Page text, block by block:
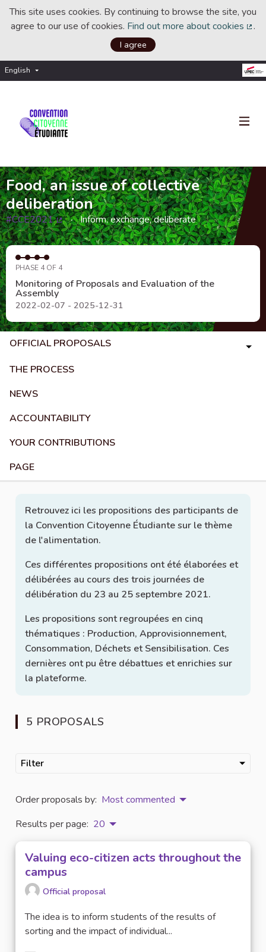
This site uses cookies. By continuing to browse the site, you
agree to our use of cookies. Find out more about cookies .
I agree
English Choisir la langue
Food, an issue of collective
deliberation
#CCE2021
(External link)
Inform, exchange, deliberate
PHASE 4 OF 4
Monitoring of Proposals and Evaluation of the
Assembly
2022-02-07 - 2025-12-31
OFFICIAL PROPOSALS
THE PROCESS
NEWS
ACCOUNTABILITY
YOUR CONTRIBUTIONS
PAGE
Retrouvez ici les propositions des participants de
la Convention Citoyenne Étudiante sur le thème
de l'alimentation.
Ces différentes propositions ont été élaborées et
délibérées au cours des trois journées de
délibération du 23 au 25 septembre 2021.
Les propositions sont regroupées en cinq
thématiques : Production, Approvisionnement,
Consommation, Déchets et Sensibilisation. Ces
dernières ont pu être débattues et enrichies sur
la plateforme.
5 PROPOSALS
Filter
Order proposals by: Most commented
Results per page: 20
Valuing eco-citizen acts throughout the
campus
Official proposal
The idea is to inform students of the results of
sorting and the impact of individual...